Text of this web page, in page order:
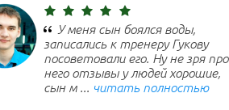
У меня сын боялся воды,
записались к тренеру Гукову
посоветовали его. Ну не зря про
него отзывы у людей хорошие,
сын м ... читать полностью